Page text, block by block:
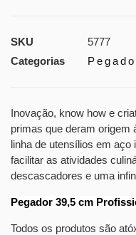
SKU
5777
Categorias
Inovação, know how e
primas que deram origem
linha de utensílios em aço
facilitar as atividades
descascadores e uma
Pegador 39,5 cm
Todos os produtos são